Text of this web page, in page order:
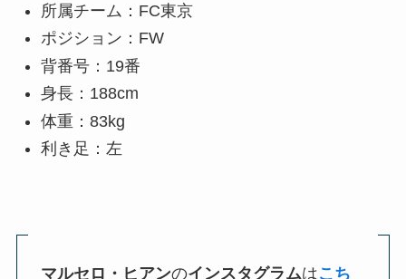
所属チーム：FC東京
ポジション：FW
背番号：19番
身長：188cm
体重：83kg
利き足：左
マルセロ・ヒアンのインスタグラムはこち